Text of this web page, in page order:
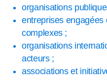
organisations
entreprises engagées
complexes ;
organisations
acteurs ;
associations et